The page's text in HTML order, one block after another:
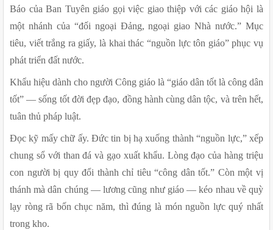
Báo của Ban Tuyên giáo gọi việc giao thiệp với các giáo hội là
một nhánh của “đối ngoại Đảng, ngoại giao Nhà nước.” Mục
tiêu, viết trắng ra giấy, là khai thác “nguồn lực tôn giáo” phục vụ
phát triển đất nước.
Khẩu hiệu dành cho người Công giáo là “giáo dân tốt là công dân
tốt” — sống tốt đời đẹp đạo, đồng hành cùng dân tộc, và trên hết,
tuân thủ pháp luật.
Đọc kỹ mấy chữ ấy. Đức tin bị hạ xuống thành “nguồn lực,” xếp
chung sổ với than đá và gạo xuất khẩu. Lòng đạo của hàng triệu
con người bị quy đổi thành chỉ tiêu “công dân tốt.” Còn một vị
thánh mà dân chúng — lương cũng như giáo — kéo nhau về quỳ
lạy ròng rã bốn chục năm, thì đúng là món nguồn lực quý nhất
trong kho.